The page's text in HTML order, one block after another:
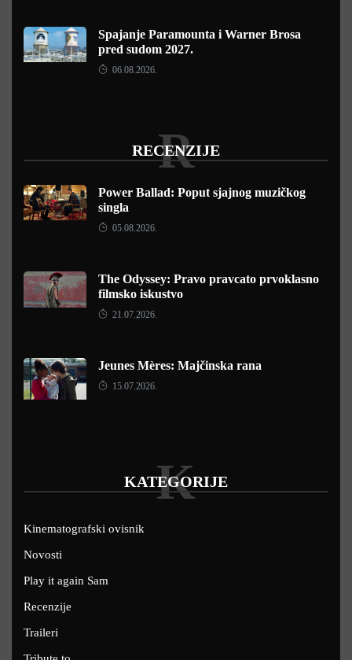
Spajanje Paramounta i Warner Brosa
pred sudom 2027.
06.08.2026.
RECENZIJE
R
Power Ballad: Poput sjajnog muzičkog
singla
05.08.2026.
The Odyssey: Pravo pravcato prvoklasno
filmsko iskustvo
21.07.2026.
Jeunes Mères: Majčinska rana
15.07.2026.
KATEGORIJE
K
Kinematografski ovisnik
Novosti
Play it again Sam
Recenzije
Traileri